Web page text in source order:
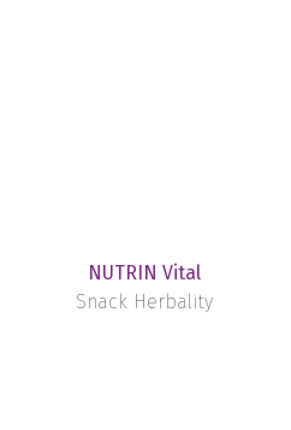
NUTRIN Vital
Snack Herbality